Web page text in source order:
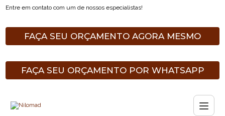
Entre em contato com um de nossos especialistas!
FAÇA SEU ORÇAMENTO AGORA MESMO
FAÇA SEU ORÇAMENTO POR WHATSAPP